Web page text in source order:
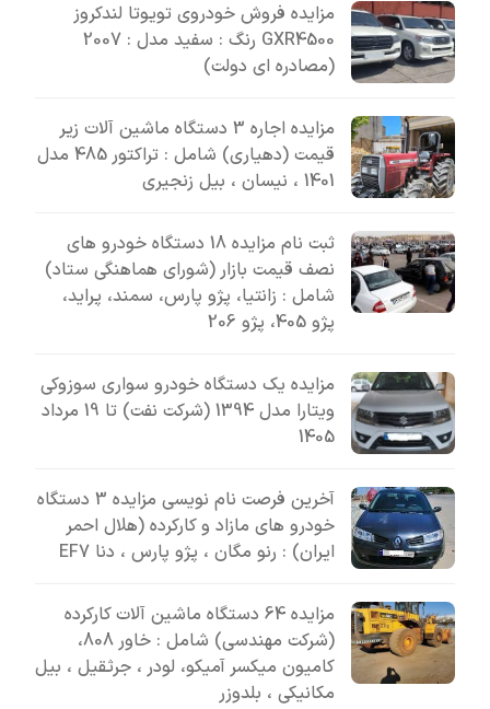
مزایده فروش خودروی تویوتا لندکروز
GXR4500 رنگ : سفید مدل : 2007
(مصادره ای دولت)
مزایده اجاره 3 دستگاه ماشین آلات زیر
قیمت (دهیاری) شامل : تراکتور 485 مدل
1401 ، نیسان ، بیل زنجیری
ثبت نام مزایده 18 دستگاه خودرو های
نصف قیمت بازار (شورای هماهنگی ستاد)
شامل : زانتیا، پژو پارس، سمند، پراید،
پژو 405، پژو 206
مزایده یک دستگاه خودرو سواری سوزوکی
ویتارا مدل 1394 (شرکت نفت) تا 19 مرداد
1405
آخرین فرصت نام نویسی مزایده 3 دستگاه
خودرو های مازاد و کارکرده (هلال احمر
ایران) : رنو مگان ، پژو پارس ، دنا EF7
مزایده 64 دستگاه ماشین آلات کارکرده
(شرکت مهندسی) شامل : خاور 808،
کامیون میکسر آمیکو، لودر ، جرثقیل ، بیل
مکانیکی ، بلدوزر